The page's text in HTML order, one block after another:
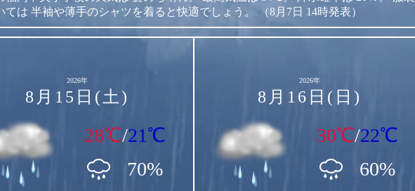
ては 半袖や薄手のシャツを着ると快適でしょう。 （8月7日 14時発表）
2026年
8月15日(土)
28℃/21℃
70%
2026年
8月16日(日)
30℃/22℃
60%